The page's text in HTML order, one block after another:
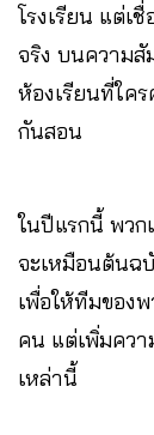
โรงเรียน แต่เ
จริง บนความ
ห้องเรียนที่ใค
กันสอน
ในปีแรกนี้ พวก
จะเหมือนต้นฉ
เพื่อให้ทีมของ
คน แต่เพิ่มคว
เหล่านี้